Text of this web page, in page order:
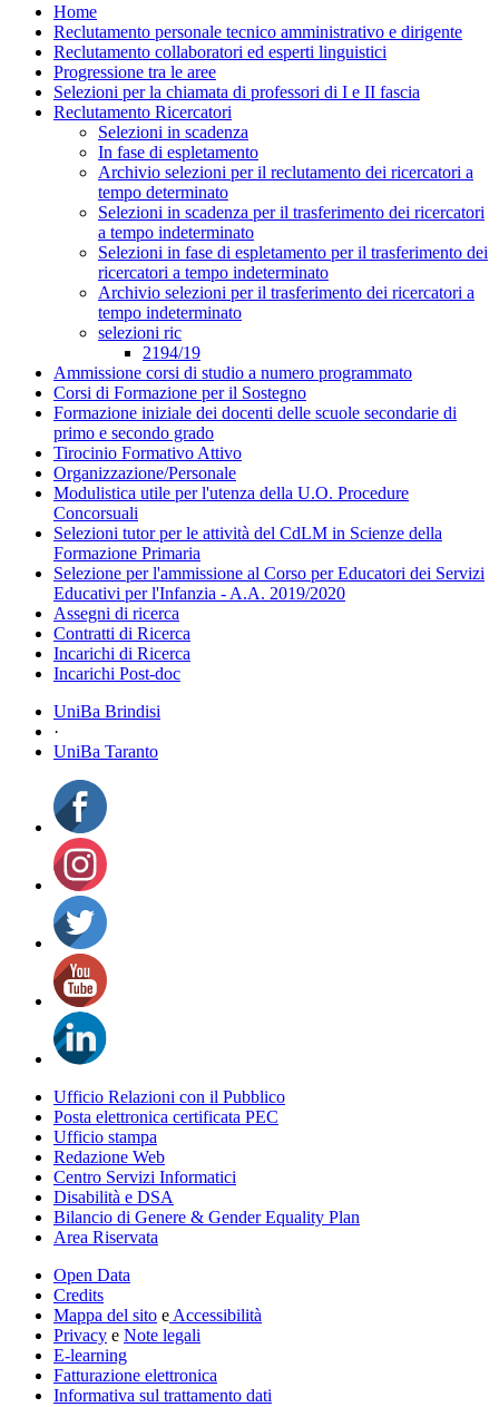
Home
Reclutamento personale tecnico amministrativo e dirigente
Reclutamento collaboratori ed esperti linguistici
Progressione tra le aree
Selezioni per la chiamata di professori di I e II fascia
Reclutamento Ricercatori
Selezioni in scadenza
In fase di espletamento
Archivio selezioni per il reclutamento dei ricercatori a
tempo determinato
Selezioni in scadenza per il trasferimento dei ricercatori
a tempo indeterminato
Selezioni in fase di espletamento per il trasferimento dei
ricercatori a tempo indeterminato
Archivio selezioni per il trasferimento dei ricercatori a
tempo indeterminato
selezioni ric
2194/19
Ammissione corsi di studio a numero programmato
Corsi di Formazione per il Sostegno
Formazione iniziale dei docenti delle scuole secondarie di
primo e secondo grado
Tirocinio Formativo Attivo
Organizzazione/Personale
Modulistica utile per l'utenza della U.O. Procedure
Concorsuali
Selezioni tutor per le attività del CdLM in Scienze della
Formazione Primaria
Selezione per l'ammissione al Corso per Educatori dei Servizi
Educativi per l'Infanzia - A.A. 2019/2020
Assegni di ricerca
Contratti di Ricerca
Incarichi di Ricerca
Incarichi Post-doc
UniBa Brindisi
·
UniBa Taranto
Ufficio Relazioni con il Pubblico
Posta elettronica certificata PEC
Ufficio stampa
Redazione Web
Centro Servizi Informatici
Disabilità e DSA
Bilancio di Genere & Gender Equality Plan
Area Riservata
Open Data
Credits
Mappa del sito e Accessibilità
Privacy e Note legali
E-learning
Fatturazione elettronica
Informativa sul trattamento dati